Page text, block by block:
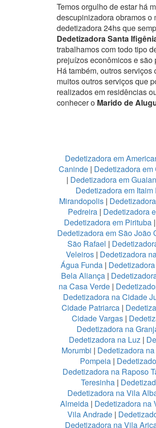
Temos orgulho de estar há
descupinizadora obramos o
dedetizadora 24hs que
Dedetizadora Santa
trabalhamos com todo tipo
prejuízos econômicos e
Há também, outros
muitos outros serviços que
realizados em residências
conhecer o Marido de
Dedetizadora em
Caninde| Dedetizadora
| Dedetizadora em
Dedetizadora em
Mirandopolis |
Pedreira | Dedetizadora
Dedetizadora em Pirituba|
Dedetizadora em São João
São Rafael |
Veleiros| Dedetizadora
Água Funda |
Bela Aliança |
na Casa Verde|
Dedetizadora na Cidade
Cidade Patriarca|
Cidade Vargas |
Dedetizadora na
Dedetizadora na Luz |
Morumbi | Dedetizadora
Pompeia |
Dedetizadora na Raposo
Teresinha|
Dedetizadora na Vila
Almeida | Dedetizadora na
Vila Andrade |
Dedetizadora na Vila